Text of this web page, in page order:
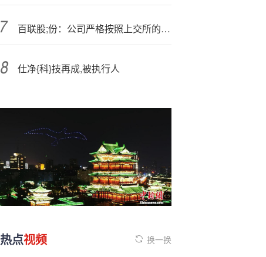
百联股;份：公司严格按照上交所的相关规定履行信息披露义务
仕净{科}技再成,被执行人
热点视频 换一换